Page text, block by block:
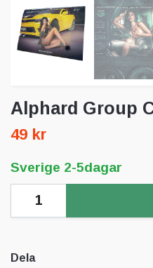
Alphard Group
49 kr
Sverige 2-5dagar
Dela